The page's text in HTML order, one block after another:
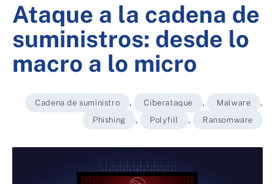
Ataque a la cadena de
suministros: desde lo
macro a lo micro
Cadena de suministro , Ciberataque , Malware
,
Phishing
, Polyfill , Ransomware